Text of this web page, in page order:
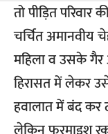
तो पीड़ित
चर्चित अमानवीय
महिला व उसके
हिरासत में लेकर
हवालात में बंद कर